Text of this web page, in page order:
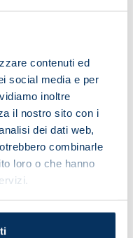
contenuti ed
social media e per
inoltre
il nostro sito con i
dei dati web,
combinarle
loro o che hanno
to prevent
first half before
during